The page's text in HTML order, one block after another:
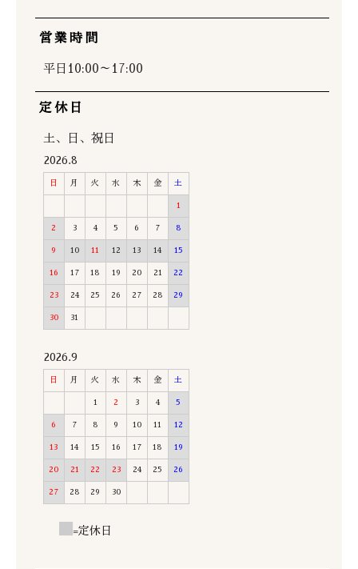
営業時間
平日10:00～17:00
定休日
土、日、祝日
2026.8
日 月 火 水 木 金 土
1
2 3 4 5 6 7 8
9 10 11 12 13 14 15
16 17 18 19 20 21 22
23 24 25 26 27 28 29
30 31
2026.9
日 月 火 水 木 金 土
1 2 3 4 5
6 7 8 9 10 11 12
13 14 15 16 17 18 19
20 21 22 23 24 25 26
27 28 29 30
=定休日